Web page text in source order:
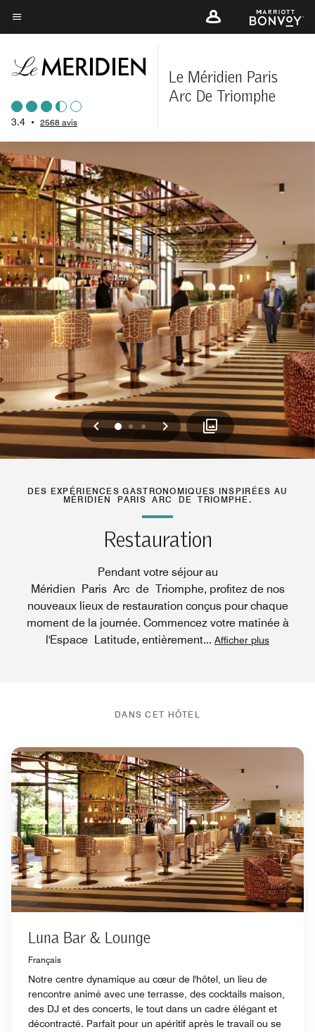
Skip
to
content
Texte du menu
3.4 • 2568 avis
Le Méridien Paris
Arc De Triomphe
Précédent
012 Suivant
DES EXPÉRIENCES GASTRONOMIQUES INSPIRÉES AU
MÉRIDIEN PARIS ARC DE TRIOMPHE.
Restauration
Pendant votre séjour au
Méridien Paris Arc de Triomphe, profitez de nos
nouveaux lieux de restauration conçus pour chaque
moment de la journée. Commencez votre matinée à
l'Espace Latitude, entièrement... Afficher plus
DANS CET HÔTEL
Luna Bar & Lounge
Français
Notre centre dynamique au cœur de l'hôtel, un lieu de
rencontre animé avec une terrasse, des cocktails maison,
des DJ et des concerts, le tout dans un cadre élégant et
décontracté. Parfait pour un apéritif après le travail ou se